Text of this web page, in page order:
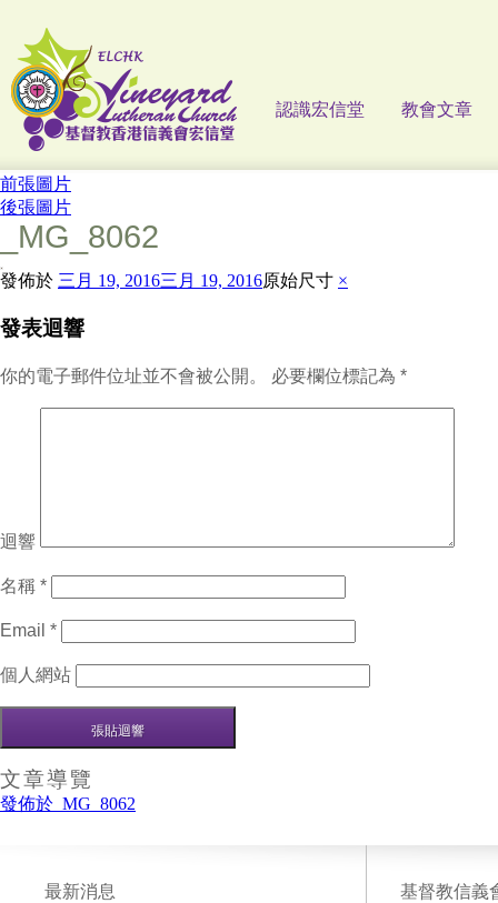
認識宏信堂 教會文章
前張圖片
後張圖片
_MG_8062
發佈於 三月 19, 2016三月 19, 2016原始尺寸 ×
發表迴響
你的電子郵件位址並不會被公開。 必要欄位標記為 *
迴響
名稱 *
Email *
個人網站
文章導覽
發佈於 _MG_8062
最新消息 基督教信義